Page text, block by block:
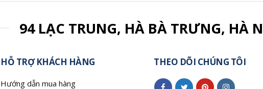
94 LẠC TRUNG, HÀ BÀ TRƯNG, HÀ
HỖ TRỢ KHÁCH HÀNG
Hướng dẫn mua hàng
THEO DÕI CHÚNG TÔI